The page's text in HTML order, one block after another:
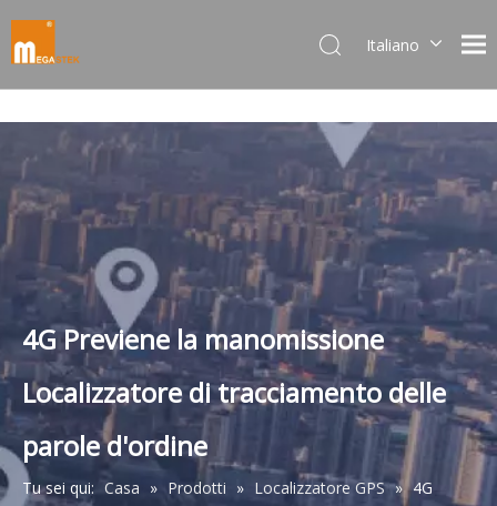
Italiano
한국어
日本語
Deutsch
Português
Español
Pусский
简体中文
English
4G Previene la manomissione
Localizzatore di tracciamento delle
parole d'ordine
Tu sei qui: Casa » Prodotti » Localizzatore GPS » 4G